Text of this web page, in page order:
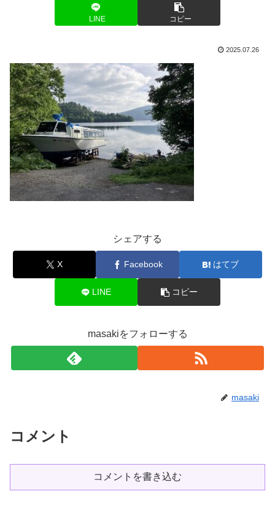
LINE コピー
2025.07.26
シェアする
X Facebook はてブ
LINE コピー
masakiをフォローする
masaki
コメント
コメントを書き込む